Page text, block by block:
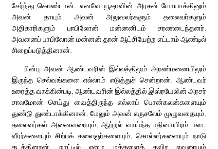
சேர்ந்து கொண்டான். எனவே யூதாவின் அரசன் யோயாக்கினும்
அவன் தாயும் அவன் அலுவலர்களும் தலைவர்களும்
அதிகாரிகளும் பாபிலோன் மன்னனிடம் சரணடைந்தனர்.
அவனைப் பாபிலோன் மன்னன் தான் ஆட்சியேற்ற எட்டாம் ஆண்டில்
சிறைப்படுத்தினான்.
பின்பு அவன் ஆண்டவரின் இல்லத்திலும் அரண்மனையிலும்
இருந்த செல்வங்களை எல்லாம் எடுத்துச் சென்றான். ஆண்டவர்
உரைத்த வாக்கின்படி, ஆண்டவரின் இல்லத்தில் இஸ்ரயேலின் அரசர்
சாலமோன் செய்து வைத்திருந்த எல்லாப் பொன்கலன்களையும்
துண்டு துண்டாக்கினான். மேலும் அவன் எருசலேம் முழுவதையும்,
தலைவர்கள் அனைவரையும், ஆற்றல் வாய்ந்த பதினாயிரம் படை
வீரர்களையும் சிற்பக் கலைஞர்களையும், கொல்லர்களையும் நாடு
கடத்தினான். நாட்டில் ஏழை மக்களைத் தவிர எவரையும்